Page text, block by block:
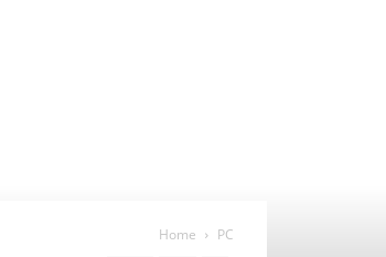
Home PC